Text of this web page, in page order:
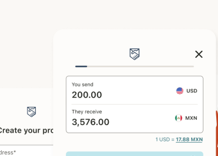
geöffnet)